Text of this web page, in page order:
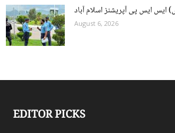
August 6, 2026
EDITOR PICKS